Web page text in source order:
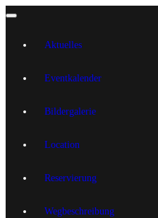
Aktuelles
Eventkalender
Bildergalerie
Location
Reservierung
Wegbeschreibung